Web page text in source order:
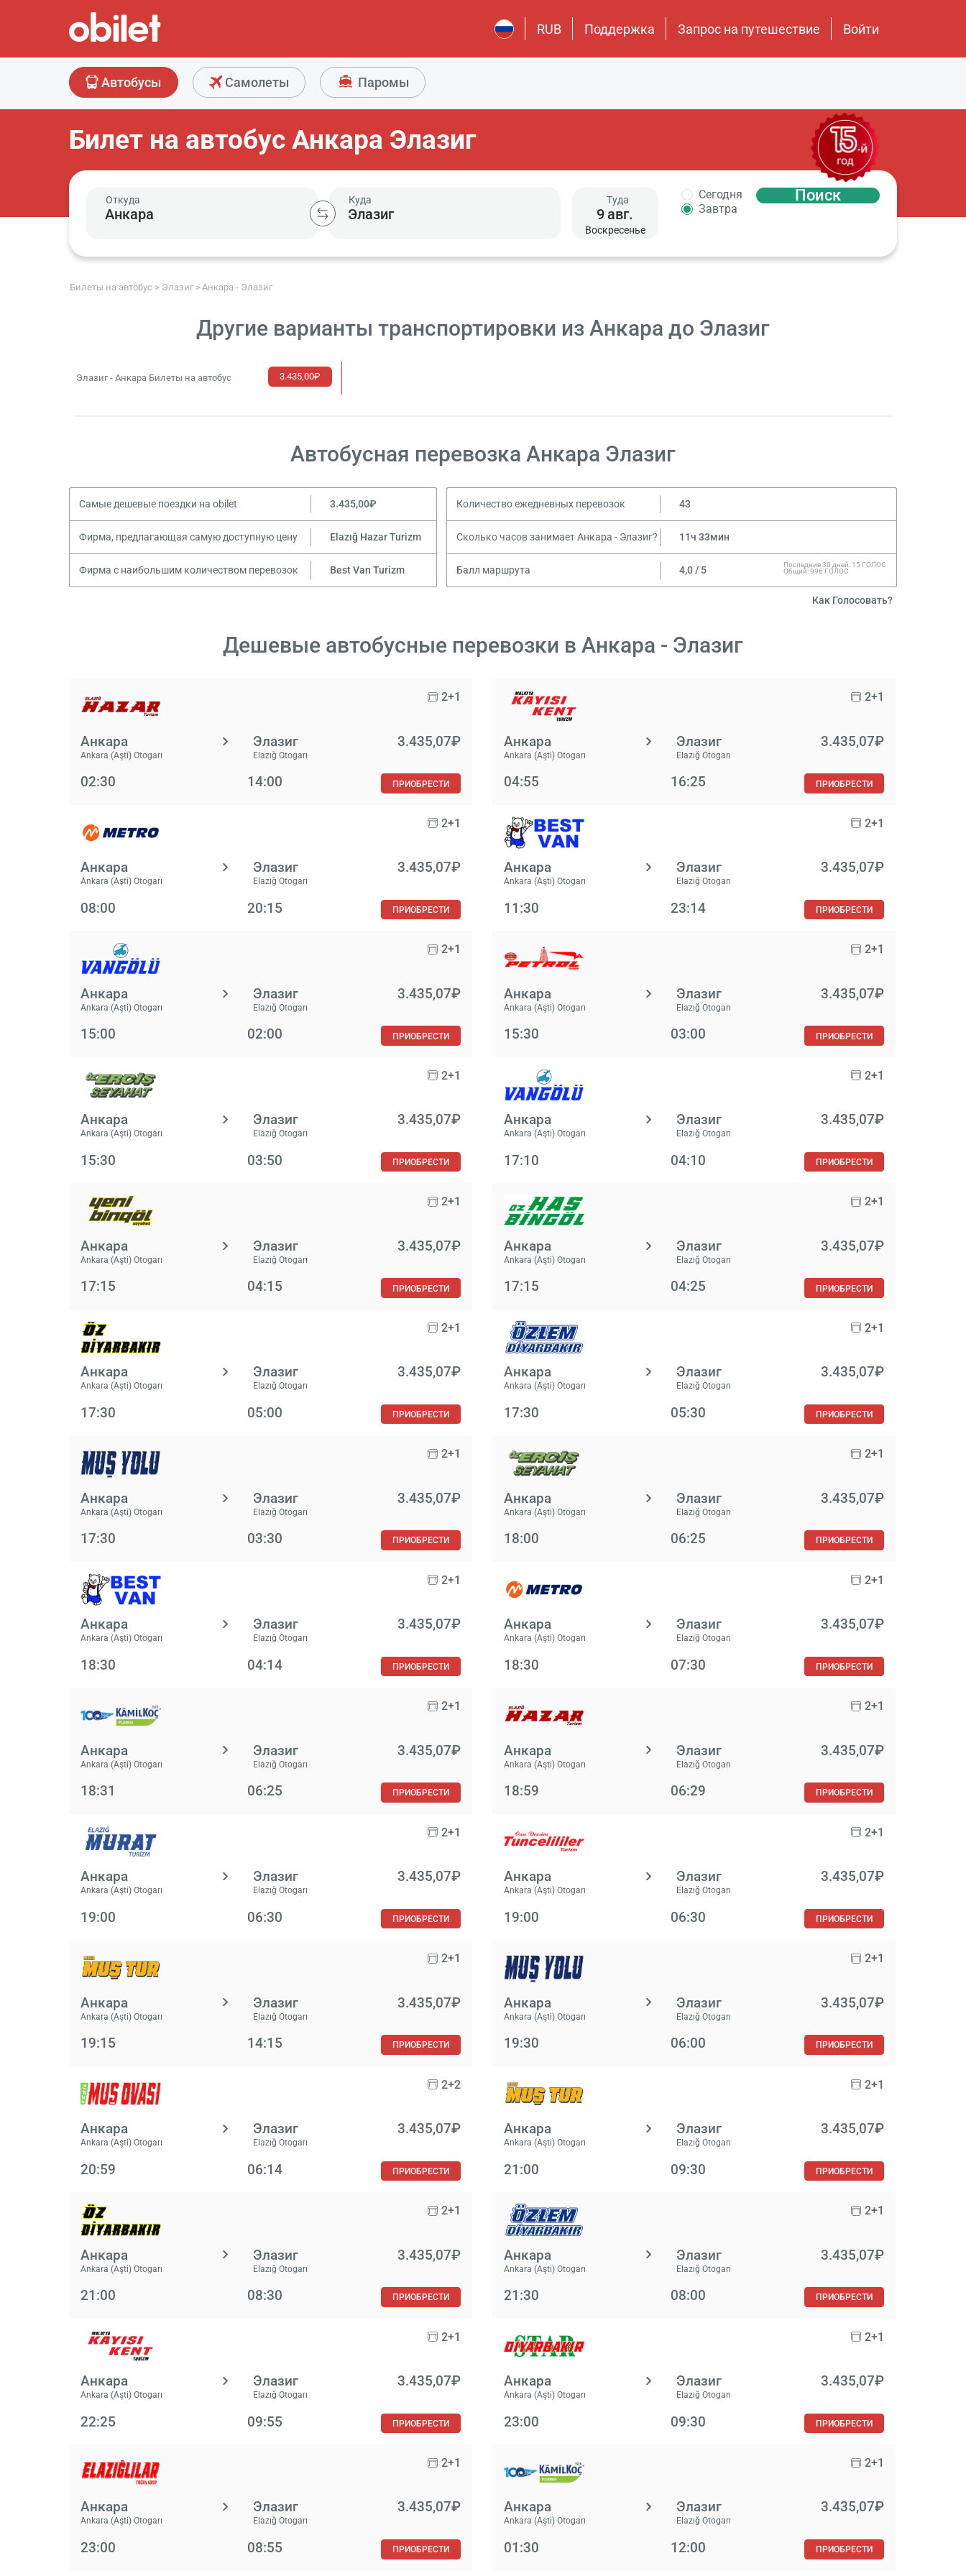
RUB Поддержка Запрос на путешествие Войти
Автобусы Самолеты Паромы
Билет на автобус Анкара Элазиг
Откуда Куда Туда
9авг.
Воскресенье
Сегодня
Завтра
Поиск
Билеты на автобус Элазиг Анкара - Элазиг
Другие варианты транспортировки из Анкара до Элазиг
Элазиг - Анкара Билеты на автобус 3.435,00₽
Автобусная перевозка Анкара Элазиг
Самые дешевые поездки на obilet 3.435,00₽ Количество ежедневных перевозок 43
Фирма, предлагающая самую доступную цену Elazığ Hazar Turizm Сколько часов занимает Анкара - Элазиг? 11ч 33мин
Фирма с наибольшим количеством перевозок Best Van Turizm Балл маршрута 4,0 / 5
Последние 30 дней: 15 ГОЛОС
Общий: 996 ГОЛОС
Как Голосовать?
Дешевые автобусные перевозки в Анкара - Элазиг
2+1
Анкара
Ankara (Aşti) Otogarı
Элазиг
Elazığ Otogarı
3.435,07₽
02:30 14:00 ПРИОБРЕСТИ
2+1
Анкара
Ankara (Aşti) Otogarı
Элазиг
Elazığ Otogarı
3.435,07₽
04:55 16:25 ПРИОБРЕСТИ
2+1
Анкара
Ankara (Aşti) Otogarı
Элазиг
Elazığ Otogarı
3.435,07₽
08:00 20:15 ПРИОБРЕСТИ
2+1
Анкара
Ankara (Aşti) Otogarı
Элазиг
Elazığ Otogarı
3.435,07₽
11:30 23:14 ПРИОБРЕСТИ
2+1
Анкара
Ankara (Aşti) Otogarı
Элазиг
Elazığ Otogarı
3.435,07₽
15:00 02:00 ПРИОБРЕСТИ
2+1
Анкара
Ankara (Aşti) Otogarı
Элазиг
Elazığ Otogarı
3.435,07₽
15:30 03:00 ПРИОБРЕСТИ
2+1
Анкара
Ankara (Aşti) Otogarı
Элазиг
Elazığ Otogarı
3.435,07₽
15:30 03:50 ПРИОБРЕСТИ
2+1
Анкара
Ankara (Aşti) Otogarı
Элазиг
Elazığ Otogarı
3.435,07₽
17:10 04:10 ПРИОБРЕСТИ
2+1
Анкара
Ankara (Aşti) Otogarı
Элазиг
Elazığ Otogarı
3.435,07₽
17:15 04:15 ПРИОБРЕСТИ
2+1
Анкара
Ankara (Aşti) Otogarı
Элазиг
Elazığ Otogarı
3.435,07₽
17:15 04:25 ПРИОБРЕСТИ
2+1
Анкара
Ankara (Aşti) Otogarı
Элазиг
Elazığ Otogarı
3.435,07₽
17:30 05:00 ПРИОБРЕСТИ
2+1
Анкара
Ankara (Aşti) Otogarı
Элазиг
Elazığ Otogarı
3.435,07₽
17:30 05:30 ПРИОБРЕСТИ
2+1
Анкара
Ankara (Aşti) Otogarı
Элазиг
Elazığ Otogarı
3.435,07₽
17:30 03:30 ПРИОБРЕСТИ
2+1
Анкара
Ankara (Aşti) Otogarı
Элазиг
Elazığ Otogarı
3.435,07₽
18:00 06:25 ПРИОБРЕСТИ
2+1
Анкара
Ankara (Aşti) Otogarı
Элазиг
Elazığ Otogarı
3.435,07₽
18:30 04:14 ПРИОБРЕСТИ
2+1
Анкара
Ankara (Aşti) Otogarı
Элазиг
Elazığ Otogarı
3.435,07₽
18:30 07:30 ПРИОБРЕСТИ
2+1
Анкара
Ankara (Aşti) Otogarı
Элазиг
Elazığ Otogarı
3.435,07₽
18:31 06:25 ПРИОБРЕСТИ
2+1
Анкара
Ankara (Aşti) Otogarı
Элазиг
Elazığ Otogarı
3.435,07₽
18:59 06:29 ПРИОБРЕСТИ
2+1
Анкара
Ankara (Aşti) Otogarı
Элазиг
Elazığ Otogarı
3.435,07₽
19:00 06:30 ПРИОБРЕСТИ
2+1
Анкара
Ankara (Aşti) Otogarı
Элазиг
Elazığ Otogarı
3.435,07₽
19:00 06:30 ПРИОБРЕСТИ
2+1
Анкара
Ankara (Aşti) Otogarı
Элазиг
Elazığ Otogarı
3.435,07₽
19:15 14:15 ПРИОБРЕСТИ
2+1
Анкара
Ankara (Aşti) Otogarı
Элазиг
Elazığ Otogarı
3.435,07₽
19:30 06:00 ПРИОБРЕСТИ
2+2
Анкара
Ankara (Aşti) Otogarı
Элазиг
Elazığ Otogarı
3.435,07₽
20:59 06:14 ПРИОБРЕСТИ
2+1
Анкара
Ankara (Aşti) Otogarı
Элазиг
Elazığ Otogarı
3.435,07₽
21:00 09:30 ПРИОБРЕСТИ
2+1
Анкара
Ankara (Aşti) Otogarı
Элазиг
Elazığ Otogarı
3.435,07₽
21:00 08:30 ПРИОБРЕСТИ
2+1
Анкара
Ankara (Aşti) Otogarı
Элазиг
Elazığ Otogarı
3.435,07₽
21:30 08:00 ПРИОБРЕСТИ
2+1
Анкара
Ankara (Aşti) Otogarı
Элазиг
Elazığ Otogarı
3.435,07₽
22:25 09:55 ПРИОБРЕСТИ
2+1
Анкара
Ankara (Aşti) Otogarı
Элазиг
Elazığ Otogarı
3.435,07₽
23:00 09:30 ПРИОБРЕСТИ
2+1
Анкара
Ankara (Aşti) Otogarı
Элазиг
Elazığ Otogarı
3.435,07₽
23:00 08:55 ПРИОБРЕСТИ
2+1
Анкара
Ankara (Aşti) Otogarı
Элазиг
Elazığ Otogarı
3.435,07₽
01:30 12:00 ПРИОБРЕСТИ